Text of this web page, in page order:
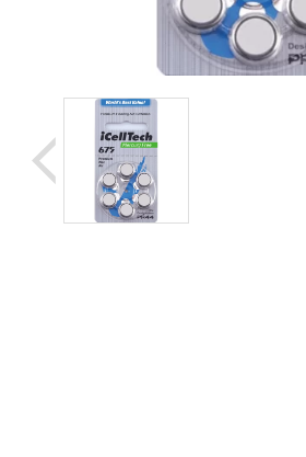
Прокат инвалидной техники